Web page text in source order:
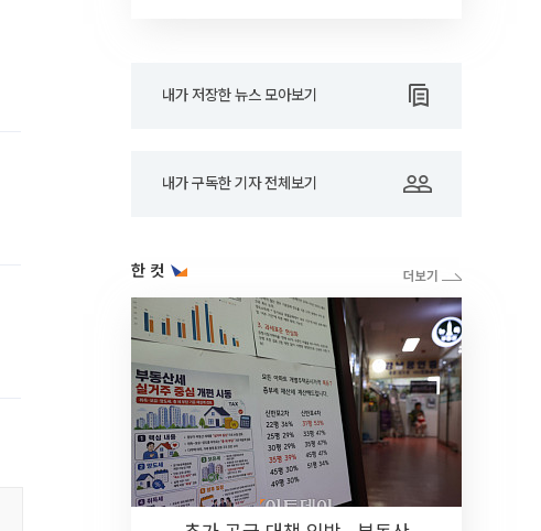
내가 저장한 뉴스 모아보기
내가 구독한 기자 전체보기
한 컷